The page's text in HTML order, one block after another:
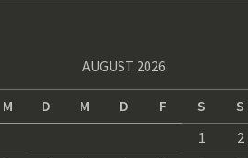
AUGUST 2026
M D M D F S
S
1
2